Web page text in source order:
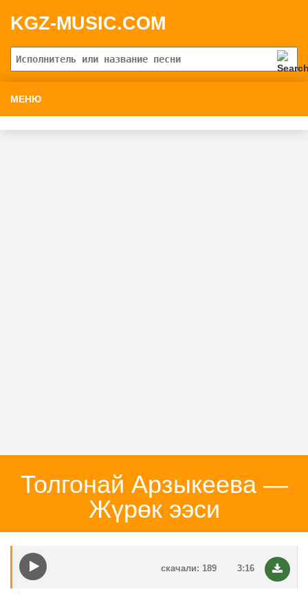
KGZ-MUSIC.COM
МЕНЮ
Толгонай Арзыкеева —
Жүрөк ээси
3:16
скачали: 189